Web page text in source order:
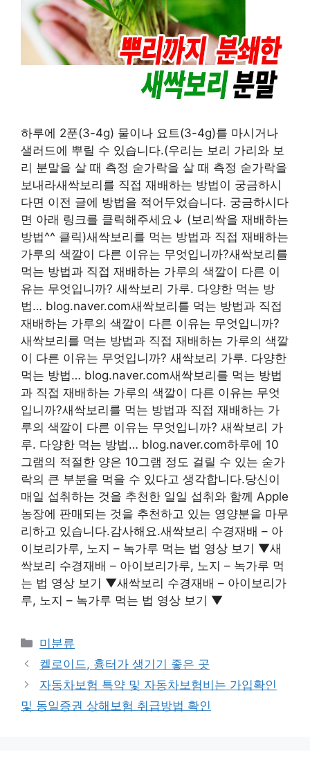
하루에 2푼(3-4g) 물이나 요트(3-4g)를 마시거나
샐러드에 뿌릴 수 있습니다.(우리는 보리 가리와 보
리 분말을 살 때 측정 숟가락을 살 때 측정 숟가락을
보내라새싹보리를 직접 재배하는 방법이 궁금하시
다면 이전 글에 방법을 적어두었습니다. 궁금하시다
면 아래 링크를 클릭해주세요↓ (보리싹을 재배하는
방법^^ 클릭)새싹보리를 먹는 방법과 직접 재배하는
가루의 색깔이 다른 이유는 무엇입니까?새싹보리를
먹는 방법과 직접 재배하는 가루의 색깔이 다른 이
유는 무엇입니까? 새싹보리 가루. 다양한 먹는 방
법… blog.naver.com새싹보리를 먹는 방법과 직접
재배하는 가루의 색깔이 다른 이유는 무엇입니까?
새싹보리를 먹는 방법과 직접 재배하는 가루의 색깔
이 다른 이유는 무엇입니까? 새싹보리 가루. 다양한
먹는 방법… blog.naver.com새싹보리를 먹는 방법
과 직접 재배하는 가루의 색깔이 다른 이유는 무엇
입니까?새싹보리를 먹는 방법과 직접 재배하는 가
루의 색깔이 다른 이유는 무엇입니까? 새싹보리 가
루. 다양한 먹는 방법… blog.naver.com하루에 10
그램의 적절한 양은 10그램 정도 걸릴 수 있는 숟가
락의 큰 부분을 먹을 수 있다고 생각합니다.당신이
매일 섭취하는 것을 추천한 일일 섭취와 함께 Apple
농장에 판매되는 것을 추천하고 있는 영양분을 마무
리하고 있습니다.감사해요.새싹보리 수경재배 – 아
이보리가루, 노지 – 녹가루 먹는 법 영상 보기 ▼새
싹보리 수경재배 – 아이보리가루, 노지 – 녹가루 먹
는 법 영상 보기 ▼새싹보리 수경재배 – 아이보리가
루, 노지 – 녹가루 먹는 법 영상 보기 ▼
Categories
미분류
켈로이드, 흉터가 생기기 좋은 곳
자동차보험 특약 및 자동차보험비는 가입확인
및 동일증권 상해보험 취급방법 확인